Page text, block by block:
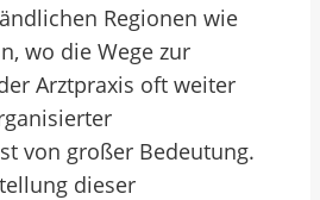
Regionen wie
wo die Wege zur
Arztpraxis oft weiter
von großer Bedeutung.
dieser